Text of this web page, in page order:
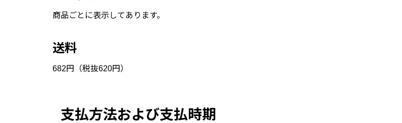
商品ごとに表示してあります。
送料
682円（税抜620円）
支払方法および支払時期